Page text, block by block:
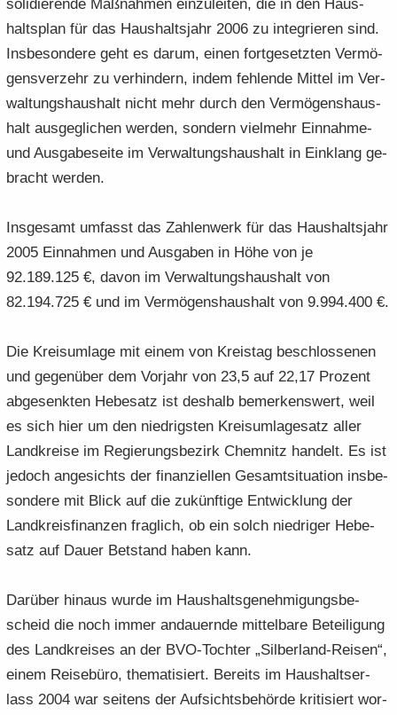
so­li­die­ren­de Maß­nah­men ein­zu­lei­ten, die in den Haus­
halts­plan für das Haus­halts­jahr 2006 zu in­te­grie­ren sind.
Ins­be­son­de­re geht es darum, einen fort­ge­setz­ten Ver­mö­
gens­ver­zehr zu ver­hin­dern, indem feh­len­de Mit­tel im Ver­
wal­tungs­haus­halt nicht mehr durch den Ver­mö­gens­haus­
halt aus­ge­gli­chen wer­den, son­dern viel­mehr Einnahme-​
und Aus­ga­be­sei­te im Ver­wal­tungs­haus­halt in Ein­klang ge­
bracht wer­den.
Ins­ge­samt um­fasst das Zah­len­werk für das Haus­halts­jahr
2005 Ein­nah­men und Aus­ga­ben in Höhe von je
92.189.125 €, davon im Ver­wal­tungs­haus­halt von
82.194.725 € und im Ver­mö­gens­haus­halt von 9.994.400 €.
Die Kreis­um­la­ge mit einem von Kreis­tag be­schlos­se­nen
und ge­gen­über dem Vor­jahr von 23,5 auf 22,17 Pro­zent
ab­ge­senk­ten He­be­satz ist des­halb be­mer­kens­wert, weil
es sich hier um den nied­rigs­ten Kreis­um­la­ge­satz aller
Land­krei­se im Re­gie­rungs­be­zirk Chem­nitz han­delt. Es ist
je­doch an­ge­sichts der fi­nan­zi­el­len Ge­samt­si­tua­ti­on ins­be­
son­de­re mit Blick auf die zu­künf­ti­ge Ent­wick­lung der
Land­kreis­fi­nan­zen frag­lich, ob ein solch nied­ri­ger He­be­
satz auf Dauer Bet­stand haben kann.
Dar­über hin­aus wurde im Haus­halts­ge­neh­mi­gungs­be­
scheid die noch immer an­dau­ern­de mit­tel­ba­re Be­tei­li­gung
des Land­krei­ses an der BVO-​Tochter „Silberland-​Reisen“,
einem Rei­se­bü­ro, the­ma­ti­siert. Be­reits im Haus­halts­er­
lass 2004 war sei­tens der Auf­sichts­be­hör­de kri­ti­siert wor­